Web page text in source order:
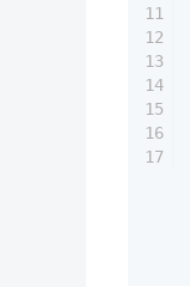
11
12
13
14
15
16
17